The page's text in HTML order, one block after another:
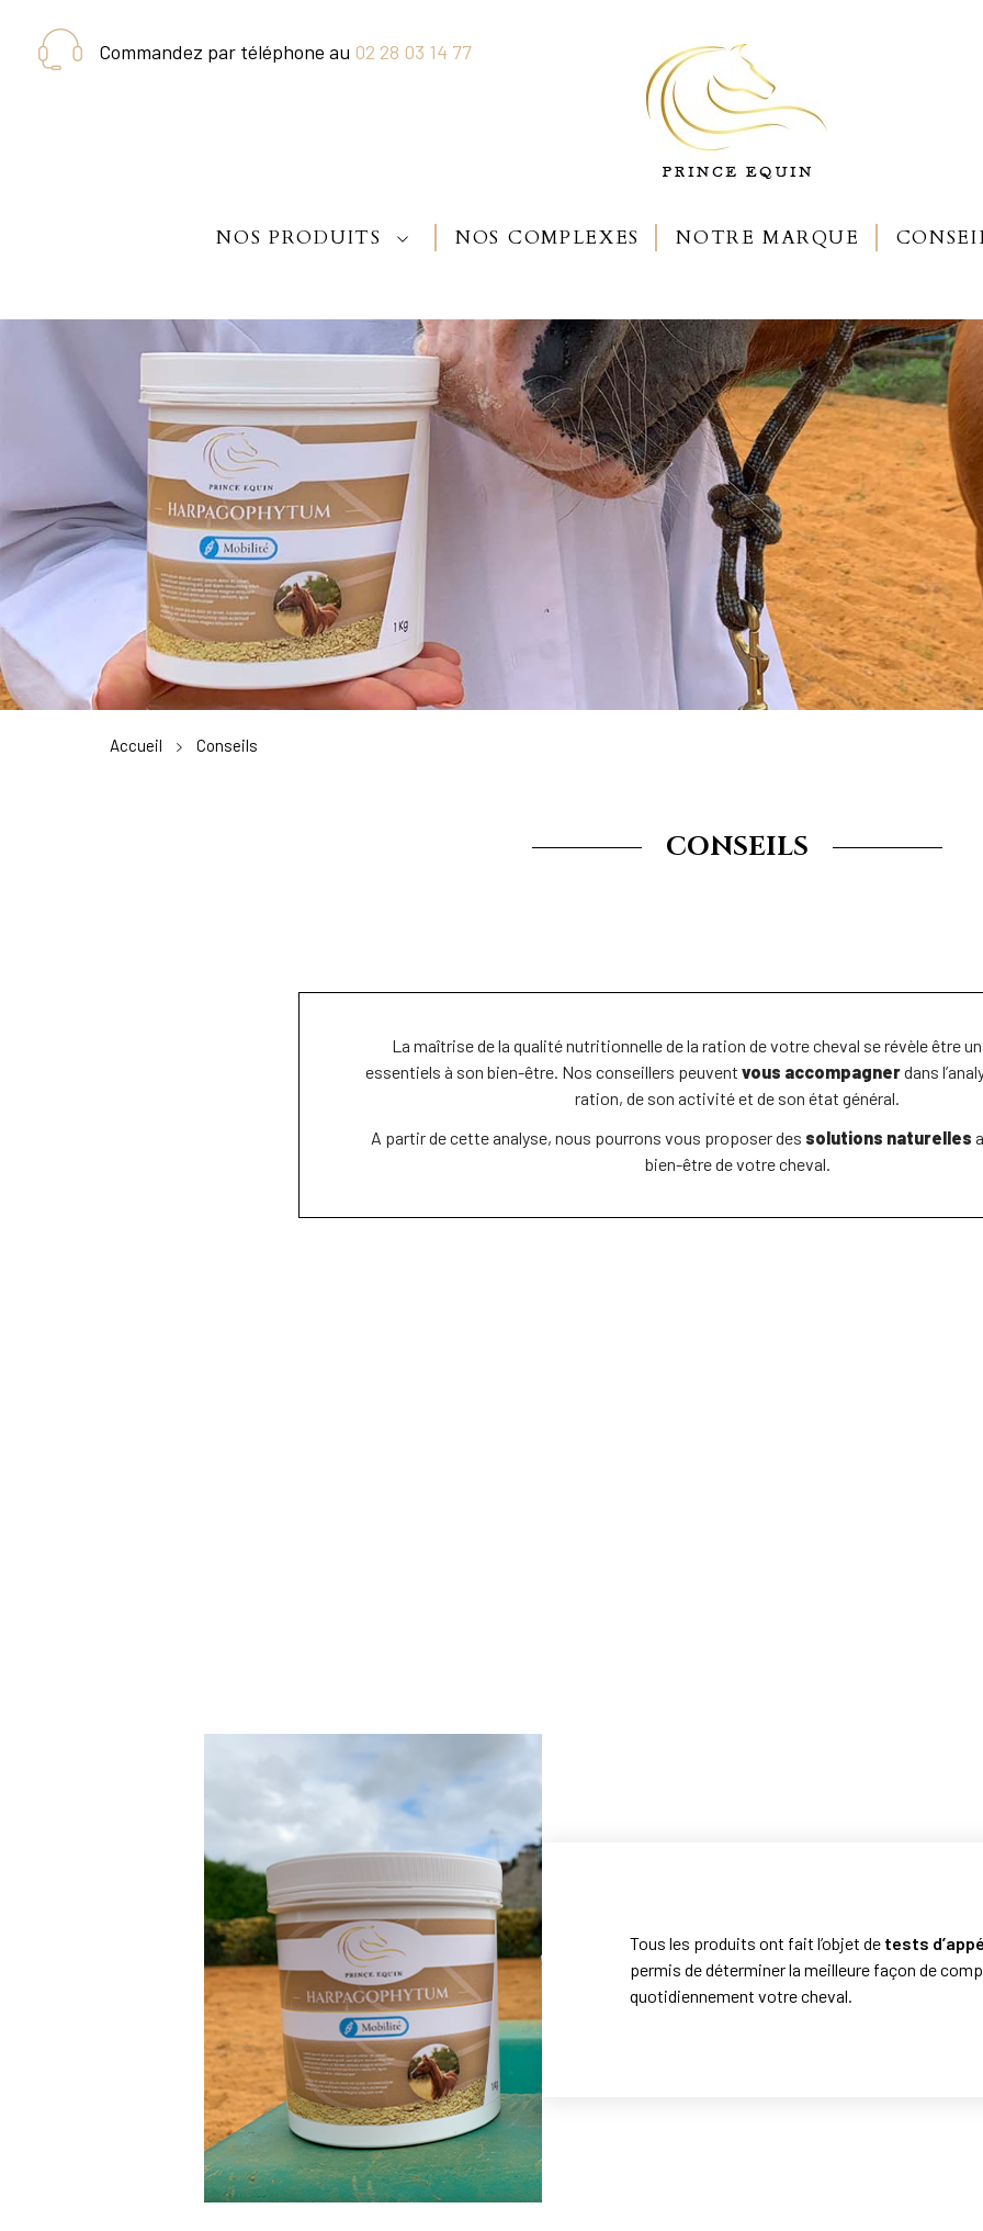
Commandez par téléphone au 02 28 03 14 77
NOS PRODUITS NOS COMPLEXES NOTRE MARQUE
Accueil Conseils
CONSEILS
La maîtrise de la qualité nutritionnelle de la ration de votre cheval se révèle être
essentiels à son bien-être. Nos conseillers peuvent vous accompagnerdans
ration, de son activité et de son état général.
A partir de cette analyse, nous pourrons vous proposer des solutions naturelles
bien-être de votre cheval.
Tous les produits ont fait l’objet de tests
permis de déterminer la meilleure façon de
quotidiennement votre cheval.